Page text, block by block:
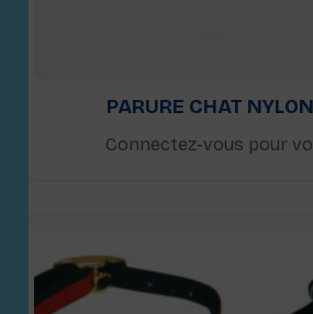
PARURE CHAT
Connectez-vous pour